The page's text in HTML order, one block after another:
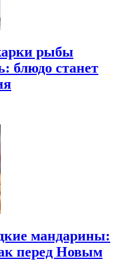
рыбы
блюдо станет
мандарины:
перед Новым